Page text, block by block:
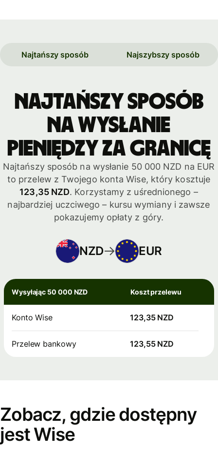
Najtańszy sposób Najszybszy sposób
Najtańszy sposób
na wysłanie
pieniędzy za granicę
Najtańszy sposób na wysłanie 50 000 NZD na EUR
to przelew z Twojego konta Wise, który kosztuje
123,35 NZD. Korzystamy z uśrednionego –
najbardziej uczciwego – kursu wymiany i zawsze
pokazujemy opłaty z góry.
NZD EUR
Wysyłając 50 000 NZD Koszt przelewu
Konto Wise 123,35 NZD
Przelew bankowy 123,55 NZD
Zobacz, gdzie dostępny
jest Wise